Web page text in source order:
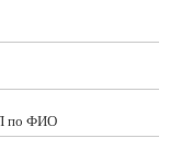
по ФИО